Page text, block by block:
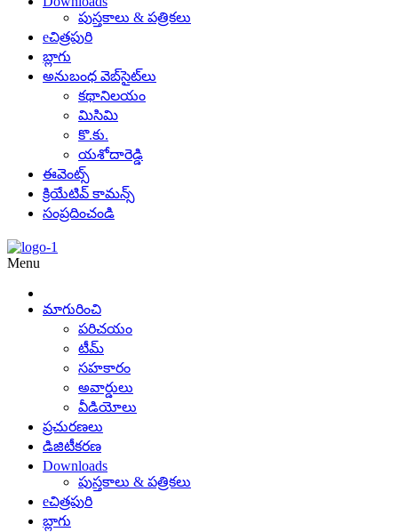
పుస్తకాలు & పత్రికలు
eచిత్రపురి
బ్లాగు
అనుబంధ వెబ్‌సైట్‌లు
కథానిలయం
మిసిమి
కొ.కు.
యశోదారెడ్డి
ఈవెంట్స్
క్రియేటివ్ కామన్స్
సంప్రదించండి
Menu
మాగురించి
పరిచయం
టీమ్
సహకారం
అవార్డులు
వీడియోలు
ప్రచురణలు
డిజిటీకరణ
Downloads
పుస్తకాలు & పత్రికలు
eచిత్రపురి
బ్లాగు